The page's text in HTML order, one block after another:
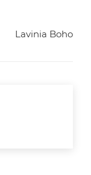
Lavinia Boho